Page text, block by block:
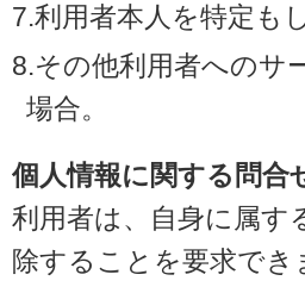
7.利用者本人を特定も
8.その他利用者へのサ
場合。
個人情報に関する問合
利用者は、自身に属す
除することを要求で